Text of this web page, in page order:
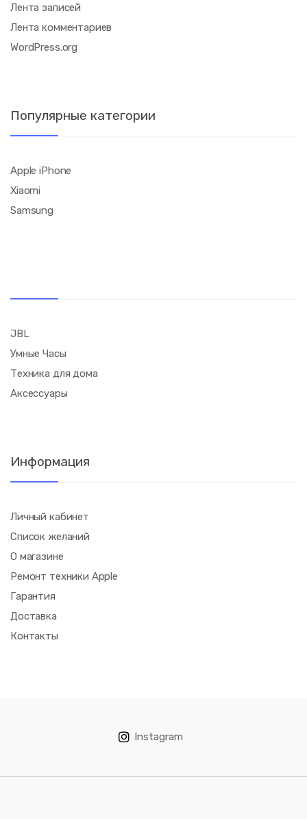
Лента записей
Лента комментариев
WordPress.org
Популярные категории
Apple iPhone
Xiaomi
Samsung
JBL
Умные Часы
Техника для дома
Аксессуары
Информация
Личный кабинет
Список желаний
О магазине
Ремонт техники Apple
Гарантия
Доставка
Контакты
Instagram